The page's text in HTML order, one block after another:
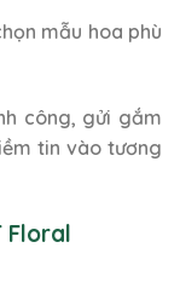
mẫu hoa phù
công, gửi gắm
tin vào tương
Floral